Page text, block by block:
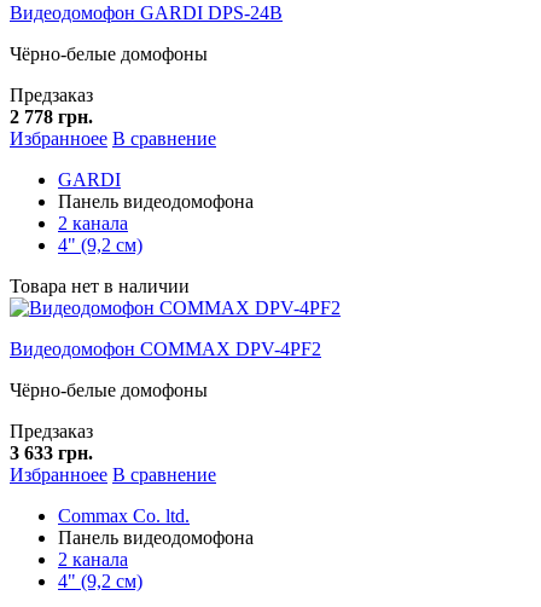
Видеодомофон GARDI DPS-24B
Чёрно-белые домофоны
Предзаказ
2 778 грн.
Избранноее В сравнение
GARDI
Панель видеодомофона
2 канала
4" (9,2 см)
Товара нет в наличии
Видеодомофон COMMAX DPV-4PF2
Чёрно-белые домофоны
Предзаказ
3 633 грн.
Избранноее В сравнение
Commax Co. ltd.
Панель видеодомофона
2 канала
4" (9,2 см)